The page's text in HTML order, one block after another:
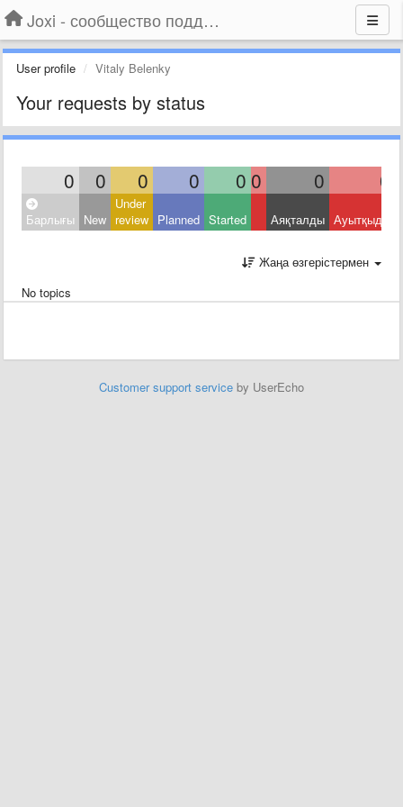
Joxi - сообщество поддержки
User profile Vitaly Belenky
Your requests by status
0 0 0 0 0 0 0 0
Барлығы New
Under
review Planned Started Аяқталды Ауытқыды
Жаңа өзгерістермен
No topics
Customer support service by UserEcho